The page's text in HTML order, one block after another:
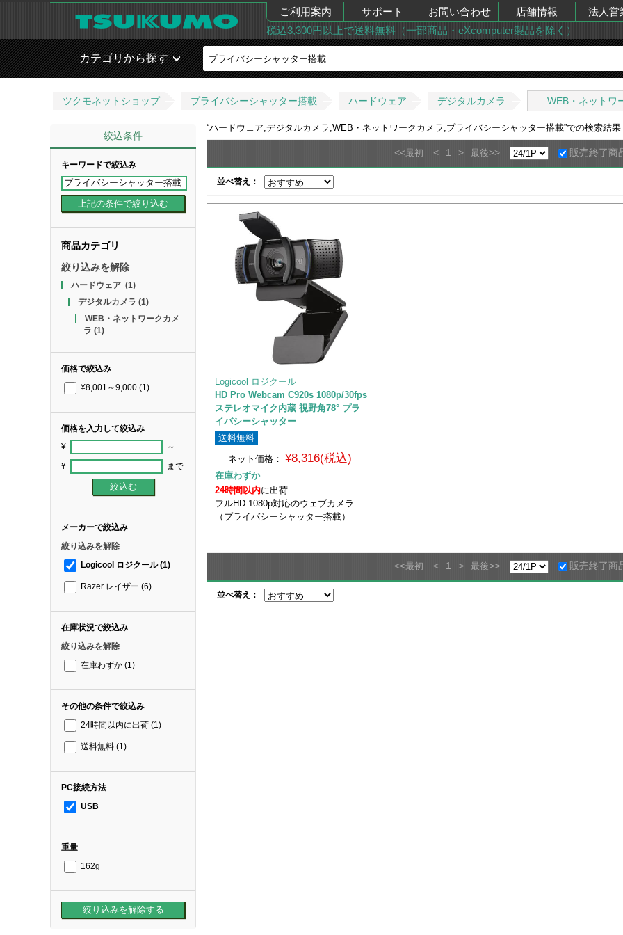
ご利用案内 サポート お問い合わせ 店舗情報 法人営
税込3,300円以上で送料無料（一部商品・eXcomputer製品を除く）
カテゴリから探す
ツクモネットショップ プライバシーシャッター搭載 ハードウェア デジタルカメラ WEB・ネットワ
絞込条件
キーワードで絞込み
商品カテゴリ
絞り込みを解除
ハードウェア(1)
デジタルカメラ (1)
WEB・ネットワークカメ
ラ (1)
価格で絞込み
¥8,001～9,000 (1)
価格を入力して絞込み
¥ ～
¥ まで
メーカーで絞込み
絞り込みを解除
Logicool ロジクール(1)
Razer レイザー (6)
在庫状況で絞込み
絞り込みを解除
在庫わずか (1)
その他の条件で絞込み
24時間以内に出荷 (1)
送料無料 (1)
PC接続方法
USB
重量
162g
“ハードウェア,デジタルカメラ,WEB・ネットワークカメラ,プライバシーシャッター搭載”での検索結果
<<最初 < 1 > 最後>> 販売終了商
並べ替え：
Logicool ロジクール
HD Pro Webcam C920s 1080p/30fps
ステレオマイク内蔵 視野角78° プラ
イバシーシャッター
送料無料
ネット価格： ¥8,316(税込)
在庫わずか
24時間以内に出荷
フルHD 1080p対応のウェブカメラ
（プライバシーシャッター搭載）
<<最初 < 1 > 最後>> 販売終了商
並べ替え：